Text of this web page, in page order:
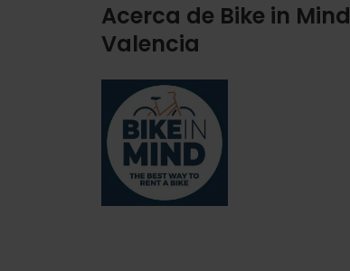
Acerca de Bike in Mind
Valencia
Imagen